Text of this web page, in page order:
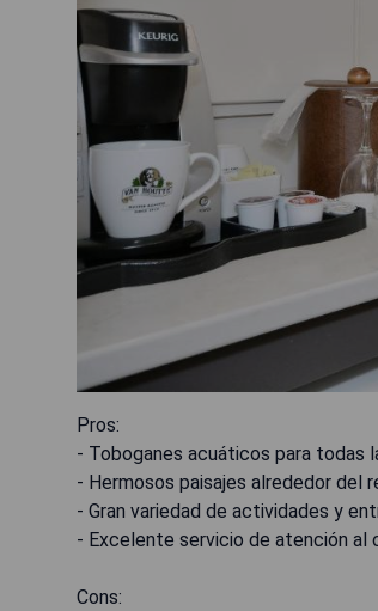
Pros:
- Toboganes acuáticos para todas
- Hermosos paisajes alrededor del
- Gran variedad de actividades y
- Excelente servicio de atención al
Cons: